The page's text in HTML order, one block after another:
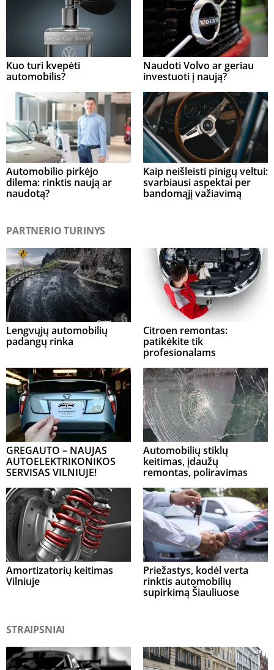
Kuo turi kvepėti
automobilis?
Naudoti Volvo ar geriau
investuoti į naują?
Automobilio pirkėjo
dilema: rinktis naują ar
naudotą?
Kaip neišleisti pinigų veltui:
svarbiausi aspektai per
bandomąjį važiavimą
PARTNERIO TURINYS
Lengvųjų automobilių
padangų rinka
Citroen remontas:
patikėkite tik
profesionalams
GREGAUTO – NAUJAS
AUTOELEKTRIKONIKOS
SERVISAS VILNIUJE!
Automobilių stiklų
keitimas, įdaužų
remontas, poliravimas
Amortizatorių keitimas
Vilniuje
Priežastys, kodėl verta
rinktis automobilių
supirkimą Šiauliuose
STRAIPSNIAI